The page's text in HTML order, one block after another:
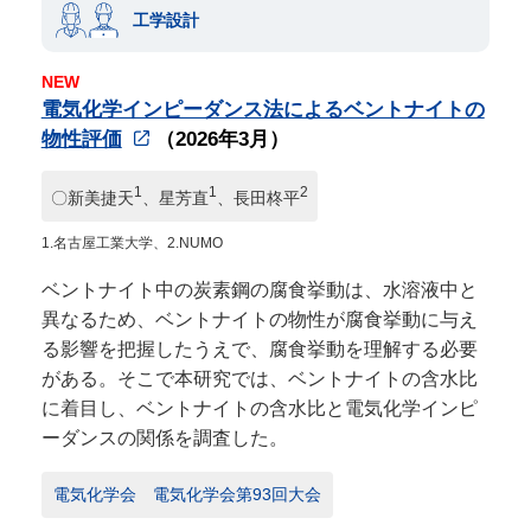
工学設計
NEW
電気化学インピーダンス法によるベントナイトの
物性評価
（2026年3月）
〇新美捷天1 、星芳直1 、長田柊平2
1.名古屋工業大学、2.NUMO
ベントナイト中の炭素鋼の腐食挙動は、水溶液中と
異なるため、ベントナイトの物性が腐食挙動に与え
る影響を把握したうえで、腐食挙動を理解する必要
がある。そこで本研究では、ベントナイトの含水比
に着目し、ベントナイトの含水比と電気化学インピ
ーダンスの関係を調査した。
電気化学会 電気化学会第93回大会